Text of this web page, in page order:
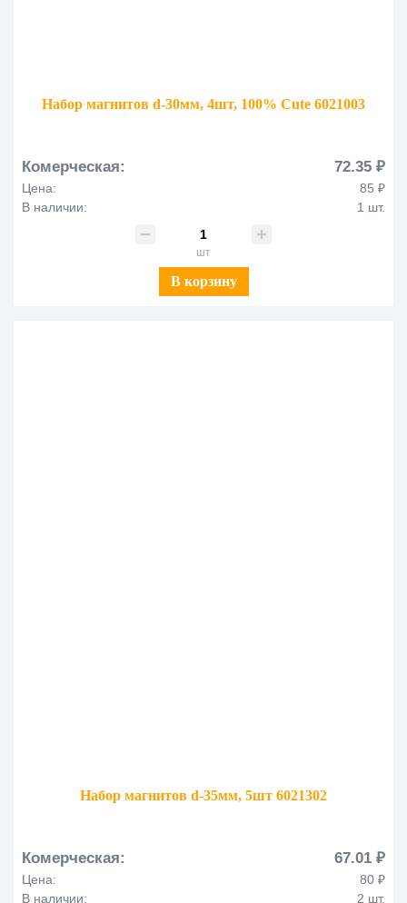
Набор магнитов d-30мм, 4шт, 100% Cute 6021003
Комерческая: 72.35 ₽
Цена:
85 ₽
В наличии:
1 шт.
шт
В корзину
Набор магнитов d-35мм, 5шт 6021302
Комерческая: 67.01 ₽
Цена:
80 ₽
В наличии:
2 шт.